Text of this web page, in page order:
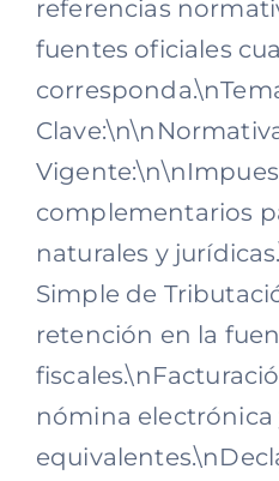
referencias
fuentes oficiales
complementarios
naturales y
Simple de
retención en la
nómina